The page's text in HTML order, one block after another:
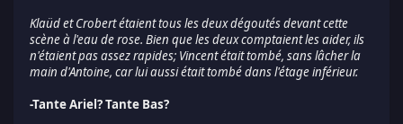
Klaüd et Crobert étaient tous les deux dégoutés devant cette
scène à l'eau de rose. Bien que les deux comptaient les aider, ils
n'étaient pas assez rapides; Vincent était tombé, sans lâcher la
main d'Antoine, car lui aussi était tombé dans l'étage inférieur.
-Tante Ariel? Tante Bas?